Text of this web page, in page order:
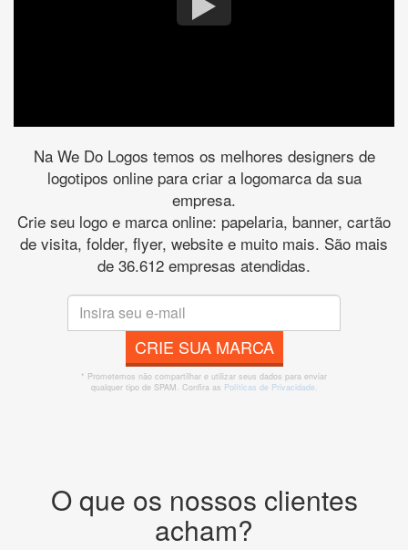
Na We Do Logos temos os melhores designers de
logotipos online para criar a logomarca da sua
empresa.
Crie seu logo e marca online: papelaria, banner, cartão
de visita, folder, flyer, website e muito mais. São mais
de 36.612 empresas atendidas.
CRIE SUA MARCA
* Prometemos não compartilhar e utilizar seus dados para enviar
qualquer tipo de SPAM. Confira as Políticas de Privacidade.
O que os nossos clientes
acham?